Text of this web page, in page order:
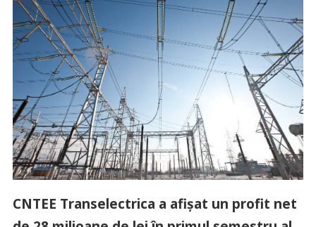
CNTEE Transelectrica a afişat un profit net